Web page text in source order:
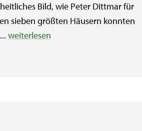
Bild, wie Peter Dittmar für
sieben größten Häusern konnten
weiterlesen